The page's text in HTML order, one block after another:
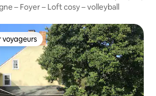
– Foyer – Loft cosy – volleyball
les plus appréciés